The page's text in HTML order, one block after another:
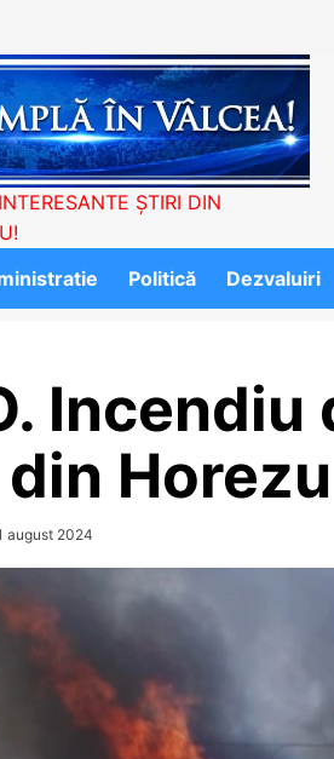
ȘTIRI DIN
Politică Dezvaluiri
Horezu
august 2024